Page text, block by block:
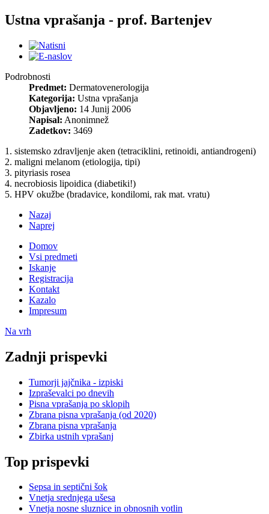
Ustna vprašanja - prof. Bartenjev
Podrobnosti
Predmet: Dermatovenerologija
Kategorija: Ustna vprašanja
Objavljeno: 14 Junij 2006
Napisal: Anonimnež
Zadetkov: 3469
1. sistemsko zdravljenje aken (tetraciklini, retinoidi, antiandrogeni)
2. maligni melanom (etiologija, tipi)
3. pityriasis rosea
4. necrobiosis lipoidica (diabetiki!)
5. HPV okužbe (bradavice, kondilomi, rak mat. vratu)
Nazaj
Naprej
Domov
Vsi predmeti
Iskanje
Registracija
Kontakt
Kazalo
Impresum
Na vrh
Zadnji prispevki
Tumorji jajčnika - izpiski
Izpraševalci po dnevih
Pisna vprašanja po sklopih
Zbrana pisna vprašanja (od 2020)
Zbrana pisna vprašanja
Zbirka ustnih vprašanj
Top prispevki
Sepsa in septični šok
Vnetja srednjega ušesa
Vnetja nosne sluznice in obnosnih votlin